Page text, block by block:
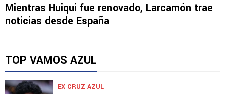
Mientras Huiqui fue renovado, Larcamón trae
noticias desde España
TOP VAMOS AZUL
EX CRUZ AZUL